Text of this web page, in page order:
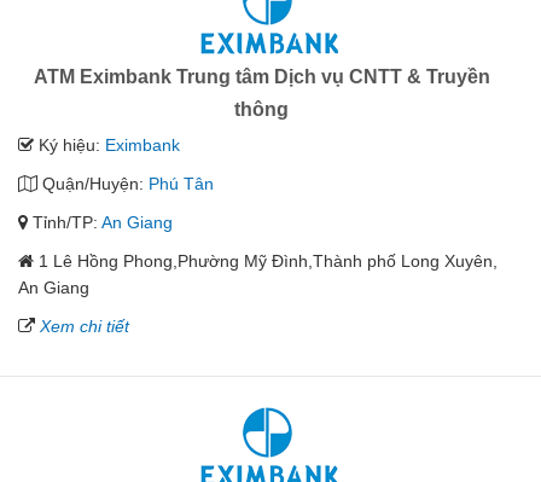
ATM Eximbank Trung tâm Dịch vụ CNTT & Truyền
thông
Ký hiệu: Eximbank
Quận/Huyện: Phú Tân
Tỉnh/TP: An Giang
1 Lê Hồng Phong,Phường Mỹ Đình,Thành phố Long Xuyên,
An Giang
Xem chi tiết